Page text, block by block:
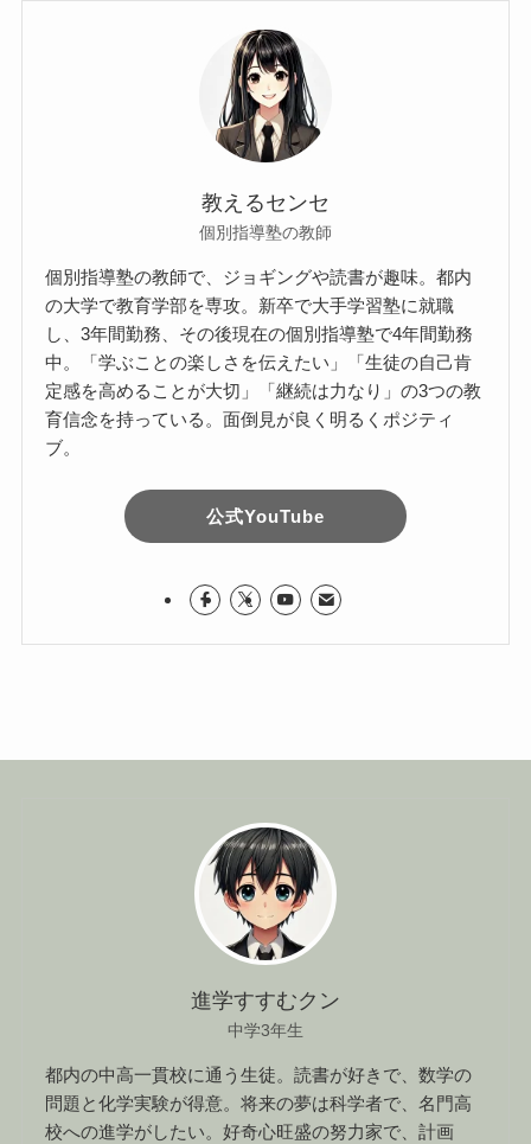
教えるセンセ
個別指導塾の教師
個別指導塾の教師で、ジョギングや読書が趣味。都内
の大学で教育学部を専攻。新卒で大手学習塾に就職
し、3年間勤務、その後現在の個別指導塾で4年間勤務
中。「学ぶことの楽しさを伝えたい」「生徒の自己肯
定感を高めることが大切」「継続は力なり」の3つの教
育信念を持っている。面倒見が良く明るくポジティ
ブ。
公式YouTube
進学すすむクン
中学3年生
都内の中高一貫校に通う生徒。読書が好きで、数学の
問題と化学実験が得意。将来の夢は科学者で、名門高
校への進学がしたい。好奇心旺盛の努力家で、計画